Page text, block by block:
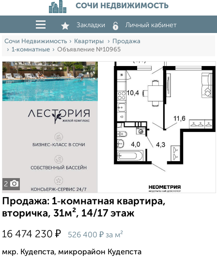
СОЧИ НЕДВИЖИМОСТЬ
Закладки Личный кабинет
Сочи Недвижимость Квартиры
Продажа
1‑комнатные
Объявление №10965
2
Продажа: 1‑комнатная квартира,
вторичка, 31м², 14/17 этаж
16 474 230 ₽ 526 400 ₽ за м²
мкр. Кудепста, микрорайон Кудепста